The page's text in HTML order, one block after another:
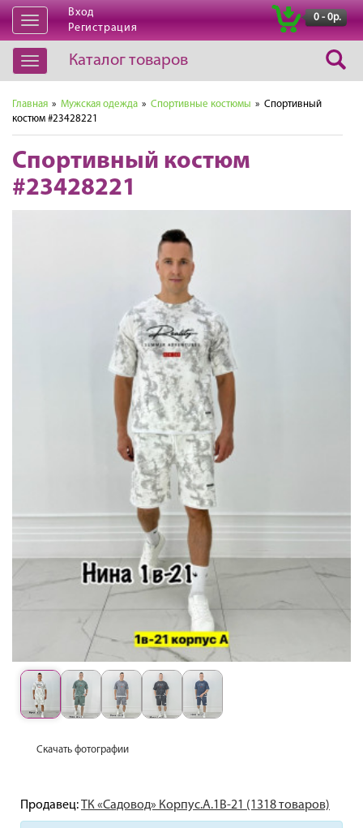
Открыть
навигацию
Вход
Регистрация
0 - 0р.
Открыть
навигацию
Каталог товаров
Главная » Мужская одежда » Спортивные костюмы » Спортивный
костюм #23428221
Спортивный костюм
#23428221
Скачать фотографии
Продавец:ТК «Садовод» Корпус.А.1В-21 (1318 товаров)